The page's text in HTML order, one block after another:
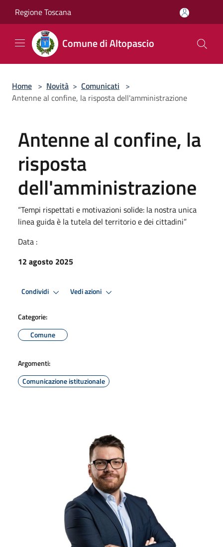
Regione Toscana
Comune di Altopascio
Home > Novità > Comunicati >
Antenne al confine, la risposta dell'amministrazione
Antenne al confine, la
risposta
dell'amministrazione
“Tempi rispettati e motivazioni solide: la nostra unica
linea guida è la tutela del territorio e dei cittadini”
Data :
12 agosto 2025
Condividi Vedi azioni
Categorie:
Comune
Argomenti:
Comunicazione istituzionale